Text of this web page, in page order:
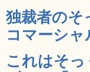
独裁者のそ
コマーシ
これはそ